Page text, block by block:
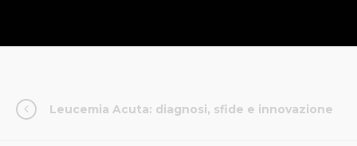
Leucemia Acuta: diagnosi, sfide e innovazione